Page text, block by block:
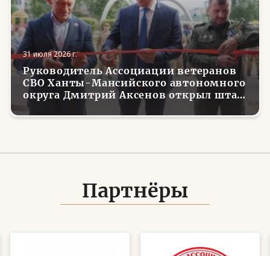
31 июля 2026 г.
Руководитель Ассоциации ветеранов
СВО Ханты-Мансийского автономного
округа Дмитрий Аксенов открыл штаб
местного отделения организации в
Советском
Партнёры